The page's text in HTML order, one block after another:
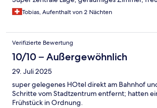
Tobias, Aufenthalt von 2 Nächten
Verifizierte Bewertung
10/10 – Außergewöhnlich
29. Juli 2025
super gelegenes HOtel direkt am Bahnhof
Schritte vom Stadtzentrum entfernt; hatten
Frühstück in Ordnung.